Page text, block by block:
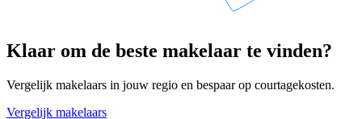
Klaar om de beste makelaar te vinden?
Vergelijk makelaars in jouw regio en bespaar op courtagekosten.
Vergelijk makelaars